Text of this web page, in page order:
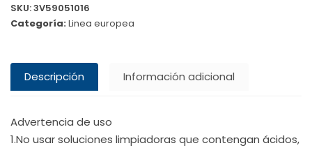
SKU:3V59051016
Categoría:Linea europea
Descripción Información adicional
Advertencia de uso
1.No usar soluciones limpiadoras que contengan ácidos,